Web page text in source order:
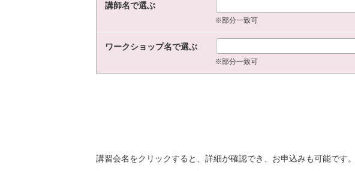
講師名で選ぶ
※部分一致可
ワークショップ名で選ぶ
※部分一致可
講習会名をクリックすると、詳細が確認でき、お申込みも可能です。